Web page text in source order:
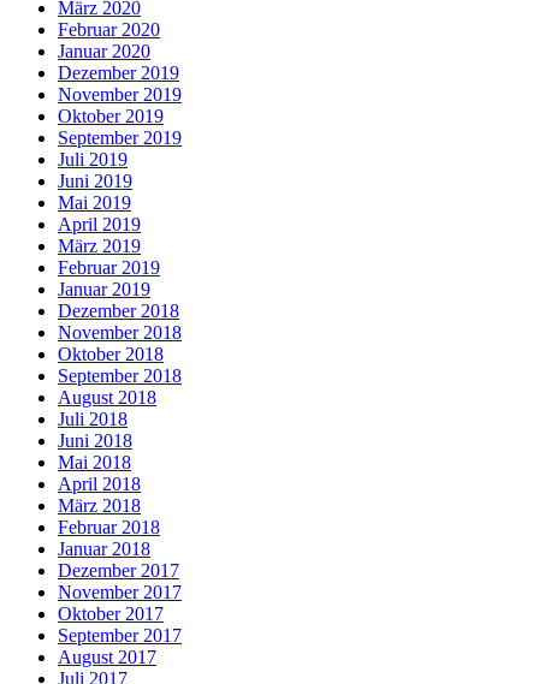
März 2020
Februar 2020
Januar 2020
Dezember 2019
November 2019
Oktober 2019
September 2019
Juli 2019
Juni 2019
Mai 2019
April 2019
März 2019
Februar 2019
Januar 2019
Dezember 2018
November 2018
Oktober 2018
September 2018
August 2018
Juli 2018
Juni 2018
Mai 2018
April 2018
März 2018
Februar 2018
Januar 2018
Dezember 2017
November 2017
Oktober 2017
September 2017
August 2017
Juli 2017